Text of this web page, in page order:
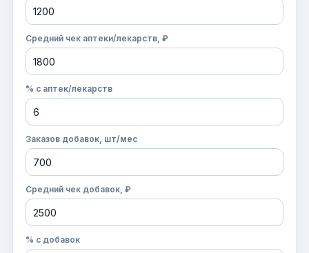
Средний чек аптеки/лекарств, ₽
% с аптек/лекарств
Заказов добавок, шт/мес
Средний чек добавок, ₽
% с добавок